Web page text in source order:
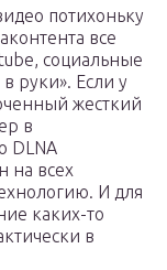
потихоньку
все
социальные
руки». Если у
жесткий
в
DLNA
на всех
И для
каких-то
в